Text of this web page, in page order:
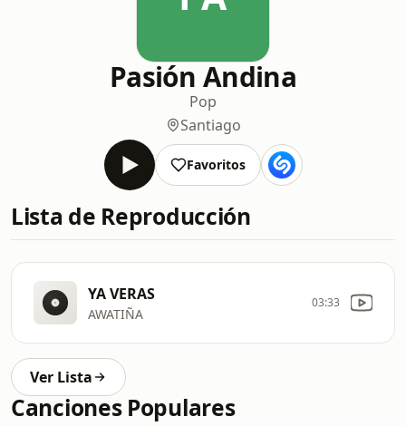
Pasión Andina
Pop
Santiago
Favoritos
Lista de Reproducción
YA VERAS
AWATIÑA
03:33
Ver Lista
Canciones Populares